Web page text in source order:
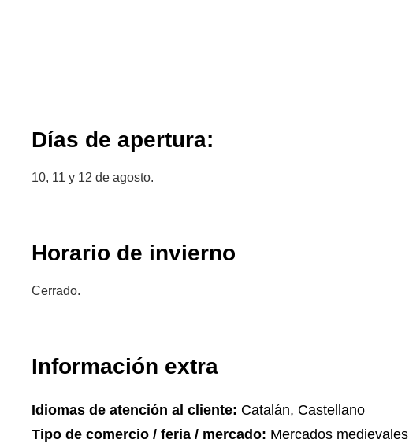
Días de apertura:
10, 11 y 12 de agosto.
Horario de invierno
Cerrado.
Información extra
Idiomas de atención al cliente: Catalán, Castellano
Tipo de comercio / feria / mercado: Mercados medievales